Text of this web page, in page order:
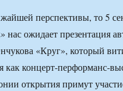
перспективы, то 5
нас ожидает презентация
«Круг», который
как концерт-перформанс-
открытия примут